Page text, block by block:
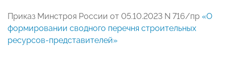
Приказ Минстроя России от 05.10.2023 N 716/пр «О
формировании сводного перечня строительных
ресурсов-представителей»